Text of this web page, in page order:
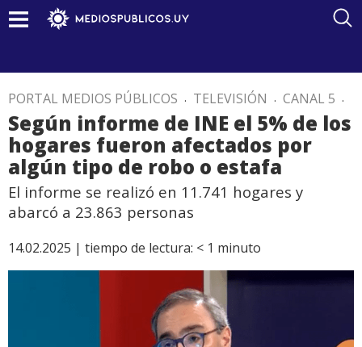
PORTAL MEDIOS PÚBLICOS . TELEVISIÓN . CANAL 5 .
Según informe de INE el 5% de los
hogares fueron afectados por
algún tipo de robo o estafa
El informe se realizó en 11.741 hogares y
abarcó a 23.863 personas
14.02.2025 | tiempo de lectura: < 1 minuto